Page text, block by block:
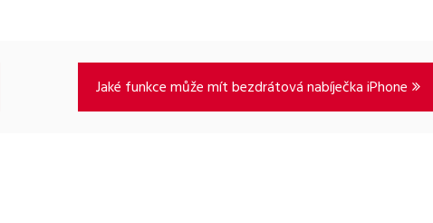
Jaké funkce může mít bezdrátová nabíječka iPhone